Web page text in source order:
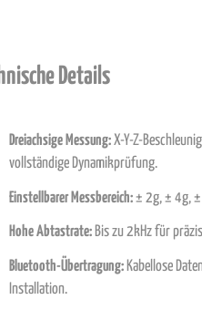
Details
Dreiachsige Messung:X-Y-Z-
vollständige Dynamikprüfung.
Einstellbarer Messbereich:± 2g, ± 4g,
Hohe Abtastrate:Bis zu 2kHz für
Bluetooth-Übertragung:Kabellose
Installation.